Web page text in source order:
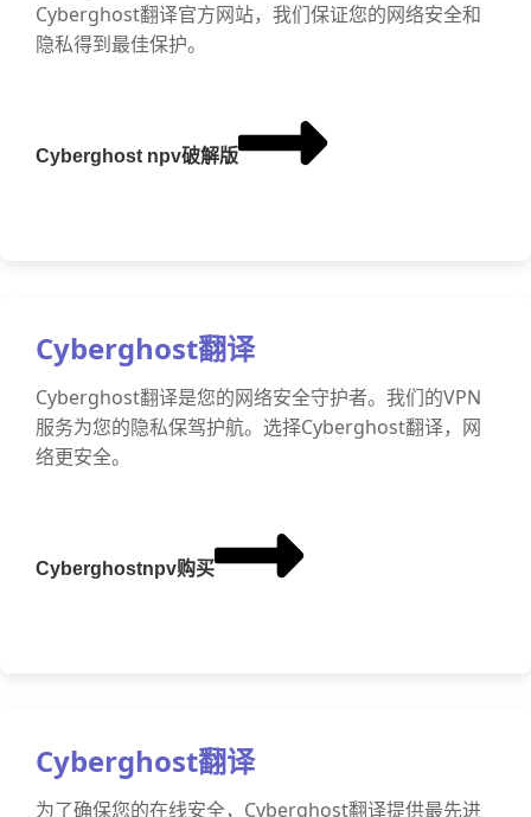
Cyberghost翻译官方网站，我们保证您的网络安全和
隐私得到最佳保护。
Cyberghost npv破解版
Cyberghost翻译
Cyberghost翻译是您的网络安全守护者。我们的VPN
服务为您的隐私保驾护航。选择Cyberghost翻译，网
络更安全。
Cyberghostnpv购买
Cyberghost翻译
为了确保您的在线安全，Cyberghost翻译提供最先进